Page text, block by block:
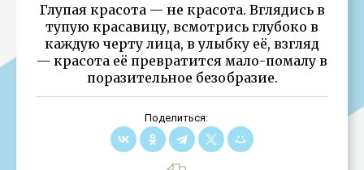
Глупая красота — не красота. Вглядись в
тупую красавицу, всмотрись глубоко в
каждую черту лица, в улыбку её, взгляд
— красота её превратится мало-помалу в
поразительное безобразие.
Поделиться: